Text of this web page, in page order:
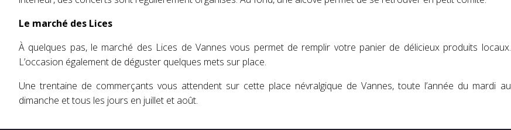
Le marché des Lices
À quelques pas, le marché des Lices de Vannes vous permet de remplir votre panier de délicieux produits locaux.
L’occasion également de déguster quelques mets sur place.
Une trentaine de commerçants vous attendent sur cette place névralgique de Vannes, toute l’année du mardi au
dimanche et tous les jours en juillet et août.